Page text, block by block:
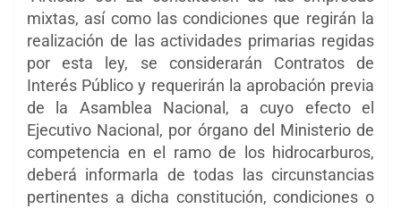
mixtas, así como las condiciones que regirán la
realización de las actividades primarias regidas
por esta ley, se considerarán Contratos de
Interés Público y requerirán la aprobación previa
de la Asamblea Nacional, a cuyo efecto el
Ejecutivo Nacional, por órgano del Ministerio de
competencia en el ramo de los hidrocarburos,
deberá informarla de todas las circunstancias
pertinentes a dicha constitución, condiciones o